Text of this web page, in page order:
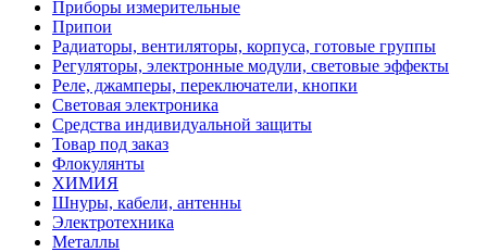
Приборы измерительные
Припои
Радиаторы, вентиляторы, корпуса, готовые группы
Регуляторы, электронные модули, световые эффекты
Реле, джамперы, переключатели, кнопки
Световая электроника
Средства индивидуальной защиты
Товар под заказ
Флокулянты
ХИМИЯ
Шнуры, кабели, антенны
Электротехника
Металлы